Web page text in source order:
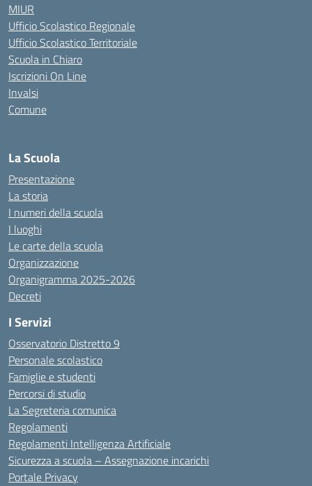
MIUR
Ufficio Scolastico Regionale
Ufficio Scolastico Territoriale
Scuola in Chiaro
Iscrizioni On Line
Invalsi
Comune
La Scuola
Presentazione
La storia
I numeri della scuola
I luoghi
Le carte della scuola
Organizzazione
Organigramma 2025-2026
Decreti
I Servizi
Osservatorio Distretto 9
Personale scolastico
Famiglie e studenti
Percorsi di studio
La Segreteria comunica
Regolamenti
Regolamenti Intelligenza Artificiale
Sicurezza a scuola – Assegnazione incarichi
Portale Privacy